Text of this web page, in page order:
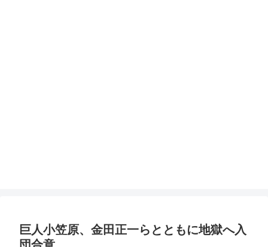
巨人小笠原、金田正一らとともに地獄へ入